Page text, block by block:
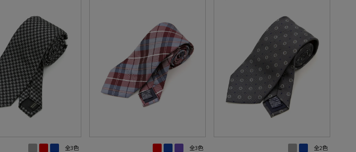
全3色 全3色 全2色